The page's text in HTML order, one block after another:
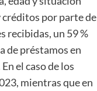
por parte de
recibidas, un 59 %
de préstamos en
el caso de los
mientras que en